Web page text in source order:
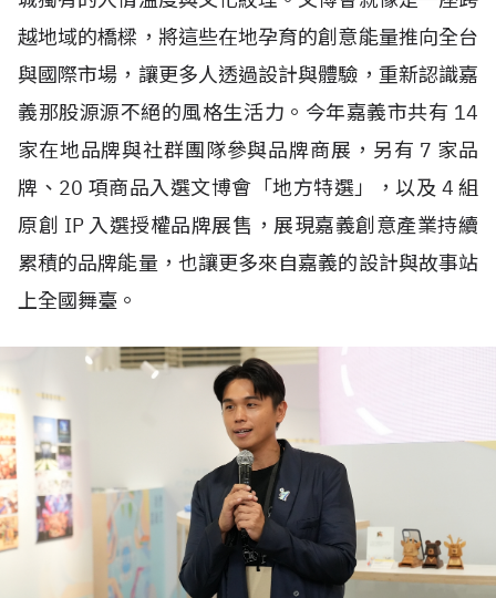
越地域的橋樑，將這些在地孕育的創意能量推向全台
與國際市場，讓更多人透過設計與體驗，重新認識嘉
義那股源源不絕的風格生活力。今年嘉義市共有 14
家在地品牌與社群團隊參與品牌商展，另有 7 家品
牌、 20 項商品入選文博會「地方特選」，以及 4 組
原創 IP 入選授權品牌展售，展現嘉義創意產業持續
累積的品牌能量，也讓更多來自嘉義的設計與故事站
上全國舞臺。